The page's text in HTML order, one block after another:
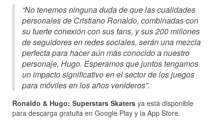
“No tenemos ninguna duda de que las cualidades
personales de Cristiano Ronaldo, combinadas con
su fuerte conexión con sus fans, y sus 200 millones
de seguidores en redes sociales, serán una mezcla
perfecta para hacer aún más conocido a nuestro
personaje, Hugo. Esperamos que juntos tengamos
un impacto significativo en el sector de los juegos
para móviles en los años venideros”.
Ronaldo & Hugo: Superstars Skaters ya está disponible
para descarga gratuita en Google Play y la App Store.